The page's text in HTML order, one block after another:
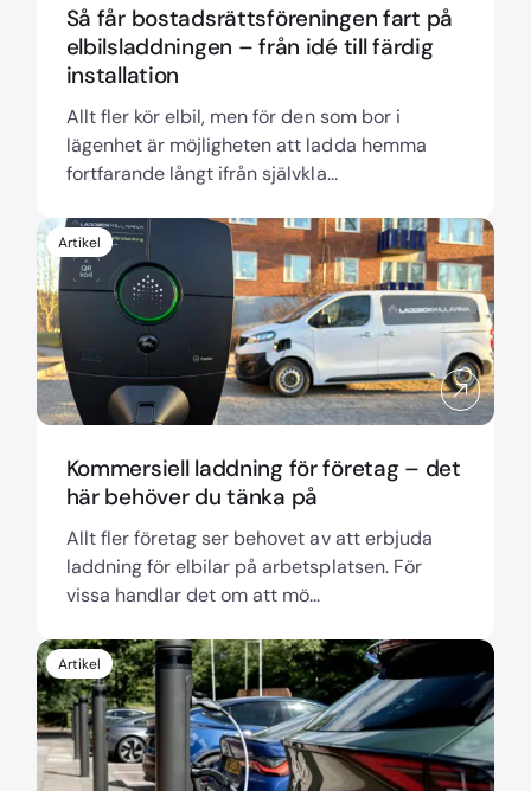
Så får bostadsrättsföreningen fart på
elbilsladdningen – från idé till färdig
installation
Allt fler kör elbil, men för den som bor i
lägenhet är möjligheten att ladda hemma
fortfarande långt ifrån självkla...
Artikel
Kommersiell laddning för företag – det
här behöver du tänka på
Allt fler företag ser behovet av att erbjuda
laddning för elbilar på arbetsplatsen. För
vissa handlar det om att mö...
Artikel